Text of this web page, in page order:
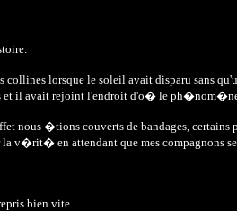
collines lorsque le soleil avait disparu
il avait rejoint l'endroit d'o� le
nous �tions couverts de bandages,
v�rit� en attendant que mes compagnons
bien vite.